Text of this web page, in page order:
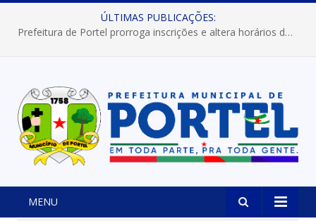
ÚLTIMAS PUBLICAÇÕES:
Prefeitura de Portel prorroga inscrições e altera horários dos concursos “Musa” e “Miss Mix Verão 2026”
MENU